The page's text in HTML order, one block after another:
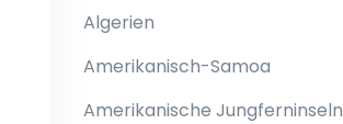
Algerien
Amerikanisch-Samoa
Amerikanische Jungferninseln